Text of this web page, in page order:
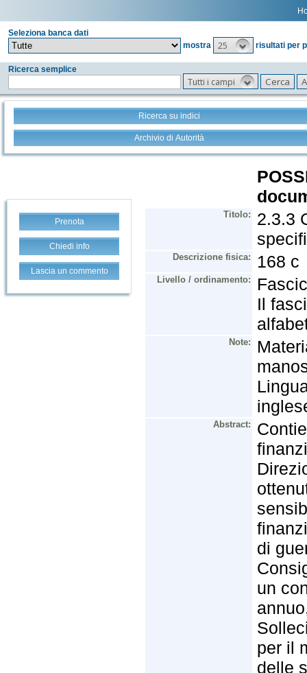
Seleziona banca dati
mostra
25 risultati per
Ricerca semplice
Tutti i campi
Ricerca su indici
Archivio di Autorità
Prenota
Chiedi info
Lascia un commento